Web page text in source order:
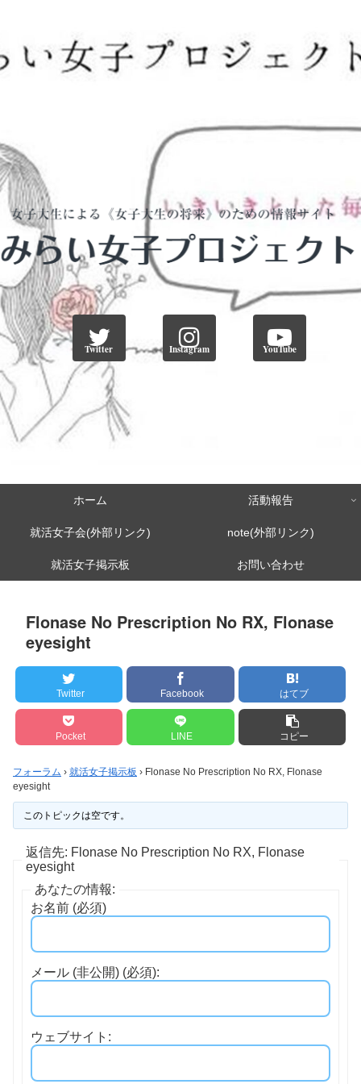
Twitter Instagram YouTube
ホーム 活動報告
就活女子会(外部リンク) note(外部リンク)
就活女子掲示板 お問い合わせ
Flonase No Prescription No RX, Flonase
eyesight
Twitter Facebook はてブ
Pocket LINE コピー
フォーラム › 就活女子掲示板 › Flonase No Prescription No RX, Flonase
eyesight
このトピックは空です。
返信先: Flonase No Prescription No RX, Flonase
eyesight
あなたの情報:
お名前 (必須)
メール (非公開) (必須):
ウェブサイト: